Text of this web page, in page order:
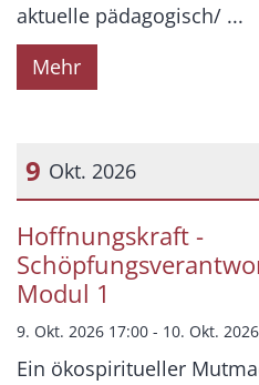
aktuelle pädagogisch/ ...
Mehr
9 Okt. 2026
Datum: 9. Oktober 2026
Hoffnungskraft -
Modul 1
9. Okt. 2026 17:00 - 10. Okt.
Ein ökospiritueller